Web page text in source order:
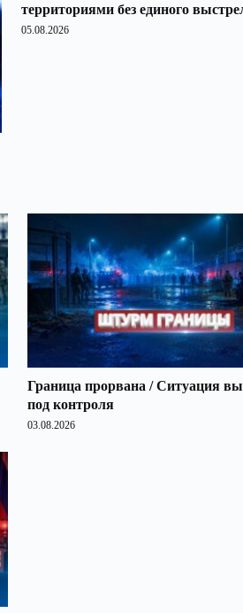
территориями без единого
05.08.2026
Граница прорвана / Ситуация
под контроля
03.08.2026